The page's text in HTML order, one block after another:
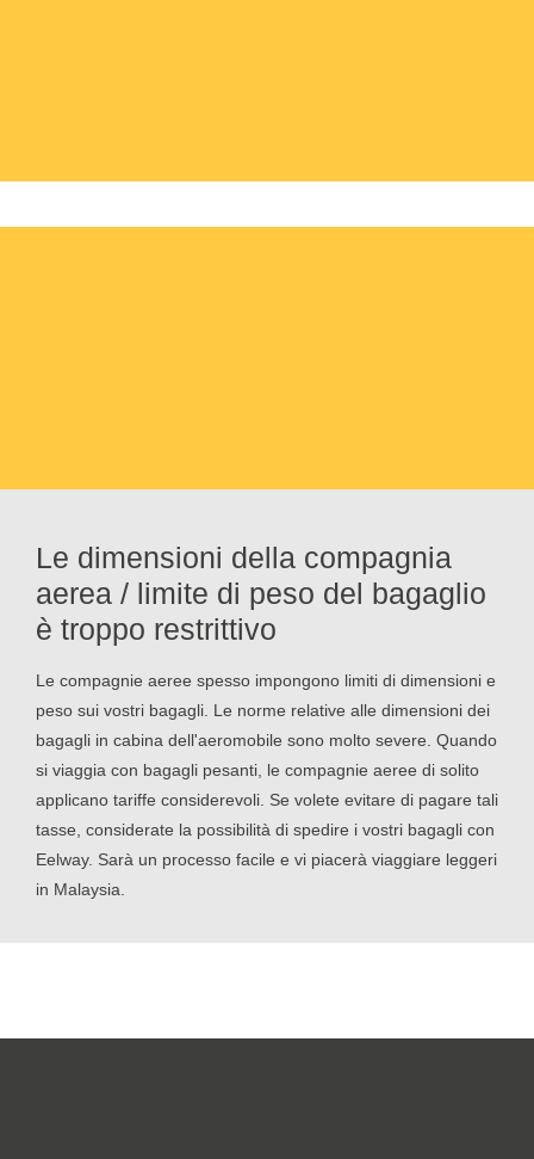
Le dimensioni della compagnia
aerea / limite di peso del bagaglio
è troppo restrittivo
Le compagnie aeree spesso impongono limiti di dimensioni e
peso sui vostri bagagli. Le norme relative alle dimensioni dei
bagagli in cabina dell'aeromobile sono molto severe. Quando
si viaggia con bagagli pesanti, le compagnie aeree di solito
applicano tariffe considerevoli. Se volete evitare di pagare tali
tasse, considerate la possibilità di spedire i vostri bagagli con
Eelway. Sarà un processo facile e vi piacerà viaggiare leggeri
in Malaysia.